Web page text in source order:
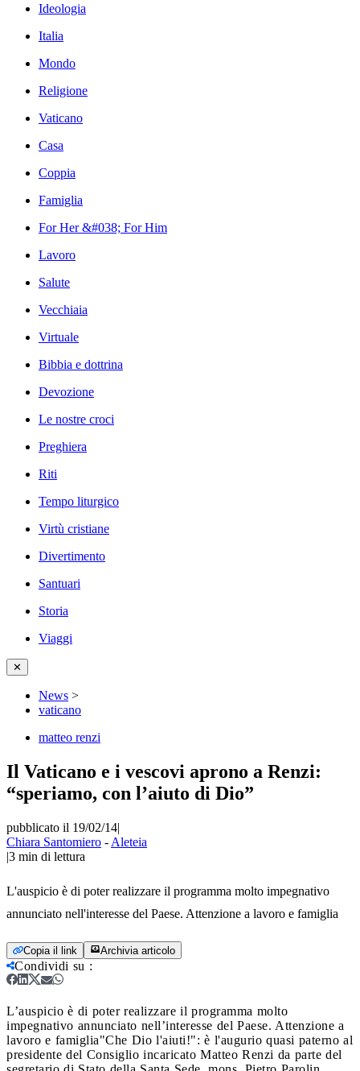
Ideologia
Italia
Mondo
Religione
Vaticano
Casa
Coppia
Famiglia
For Her &#038; For Him
Lavoro
Salute
Vecchiaia
Virtuale
Bibbia e dottrina
Devozione
Le nostre croci
Preghiera
Riti
Tempo liturgico
Virtù cristiane
Divertimento
Santuari
Storia
Viaggi
✕
News >
vaticano
matteo renzi
Il Vaticano e i vescovi aprono a Renzi:
“speriamo, con l’aiuto di Dio”
pubblicato il 19/02/14|
Chiara Santomiero - Aleteia
|3 min di lettura
L'auspicio è di poter realizzare il programma molto impegnativo
annunciato nell'interesse del Paese. Attenzione a lavoro e famiglia
Copia il link Archivia articolo
Condividi su :
L’auspicio è di poter realizzare il programma molto
impegnativo annunciato nell’interesse del Paese. Attenzione a
lavoro e famiglia"Che Dio l'aiuti!": è l'augurio quasi paterno al
presidente del Consiglio incaricato Matteo Renzi da parte del